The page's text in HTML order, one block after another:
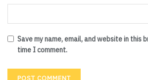
Save my name, email, and website in this
time I comment.